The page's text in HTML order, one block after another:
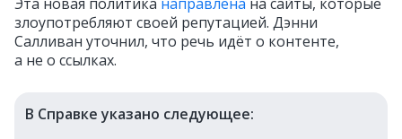
злоупотребляют своей репутацией. Дэнни
Салливан уточнил, что речь идёт о контенте,
а не о ссылках.
В Справке указано следующее: